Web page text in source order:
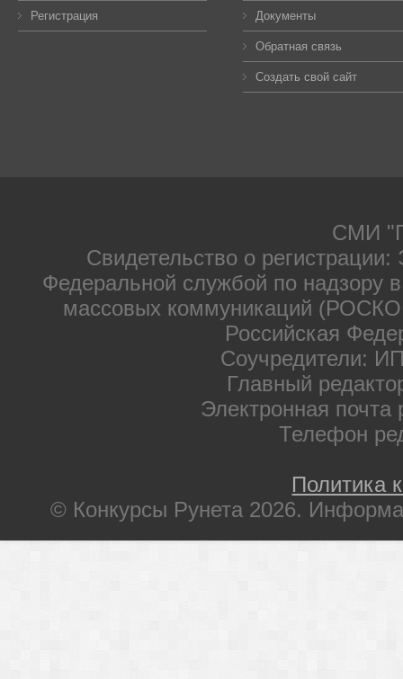
Регистрация Документы
Обратная связь
Создать свой сайт
СМИ
Свидетельство о
Федеральной службой по надзору
массовых коммуникаций
Российская
Соучредители:
Главный
Электронная почта
Телефон
Политика
© Конкурсы Рунета 2026.